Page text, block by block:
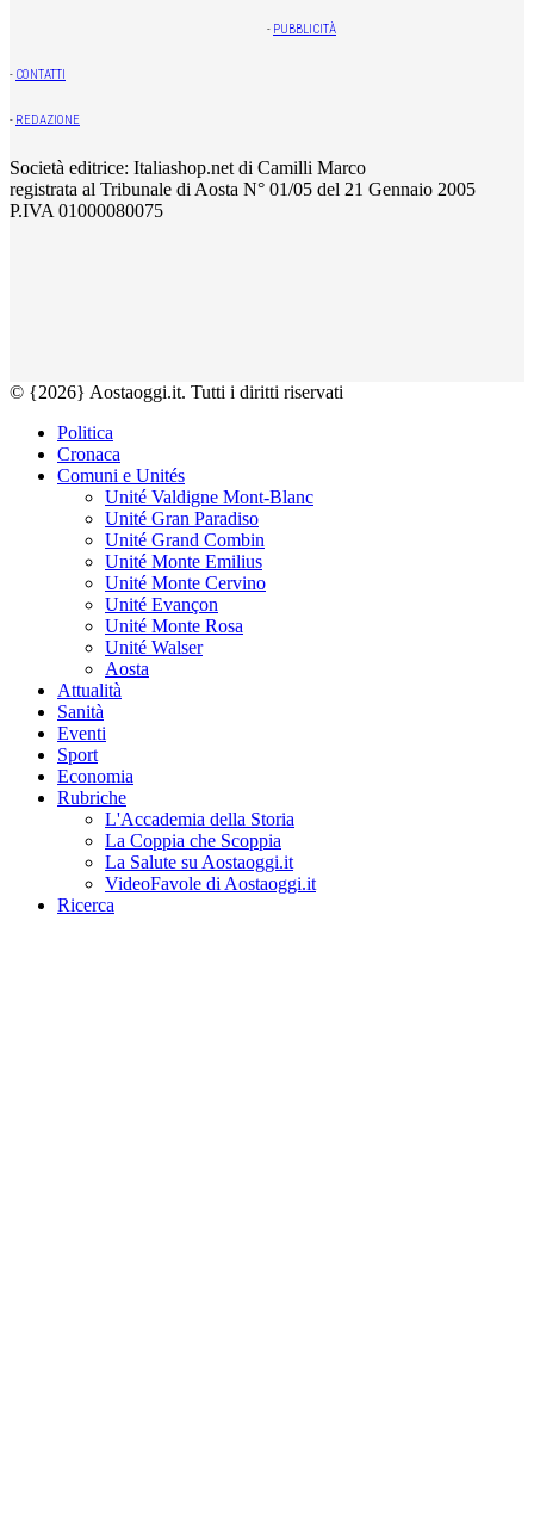
- PUBBLICITÀ
- CONTATTI
- REDAZIONE
Società editrice: Italiashop.net di Camilli Marco
registrata al Tribunale di Aosta N° 01/05 del 21 Gennaio 2005
P.IVA 01000080075
© {2026} Aostaoggi.it. Tutti i diritti riservati
Politica
Cronaca
Comuni e Unités
Unité Valdigne Mont-Blanc
Unité Gran Paradiso
Unité Grand Combin
Unité Monte Emilius
Unité Monte Cervino
Unité Evançon
Unité Monte Rosa
Unité Walser
Aosta
Attualità
Sanità
Eventi
Sport
Economia
Rubriche
L'Accademia della Storia
La Coppia che Scoppia
La Salute su Aostaoggi.it
VideoFavole di Aostaoggi.it
Ricerca